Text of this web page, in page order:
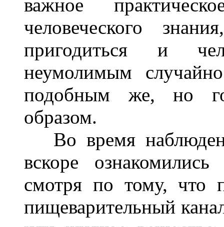
важное
человеческого
пригодиться и
неумолимым
подобным же, но
образом.
Во время
вскоре
смотря по тому, что
пищеварительный